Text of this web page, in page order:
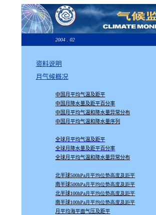
2004 . 02
资料说明
月气候概况
中国月平均气温及距平
中国月降水量及距平百分率
中国月平均气温和降水量异常分布
中国月平均气温和降水量序列
全球月平均气温及距平
全球月降水量及距平百分率
全球月平均气温和降水量异常分布
北半球500hPa月平均位势高度及距平
南半球500hPa月平均位势高度及距平
北半球100hPa月平均位势高度及距平
南半球100hPa月平均位势高度及距平
月平均海平面气压及距平